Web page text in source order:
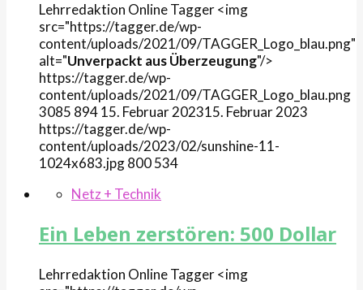
Lehrredaktion OnlineTagger<img
src="https://tagger.de/wp-
content/uploads/2021/09/TAGGER_Logo_blau.png"
alt="Unverpackt aus Überzeugung"/>
https://tagger.de/wp-
content/uploads/2021/09/TAGGER_Logo_blau.png
3085 89415. Februar 202315. Februar 2023
https://tagger.de/wp-
content/uploads/2023/02/sunshine-11-
1024x683.jpg800534
Netz + Technik
Ein Leben zerstören: 500 Dollar
Lehrredaktion OnlineTagger<img